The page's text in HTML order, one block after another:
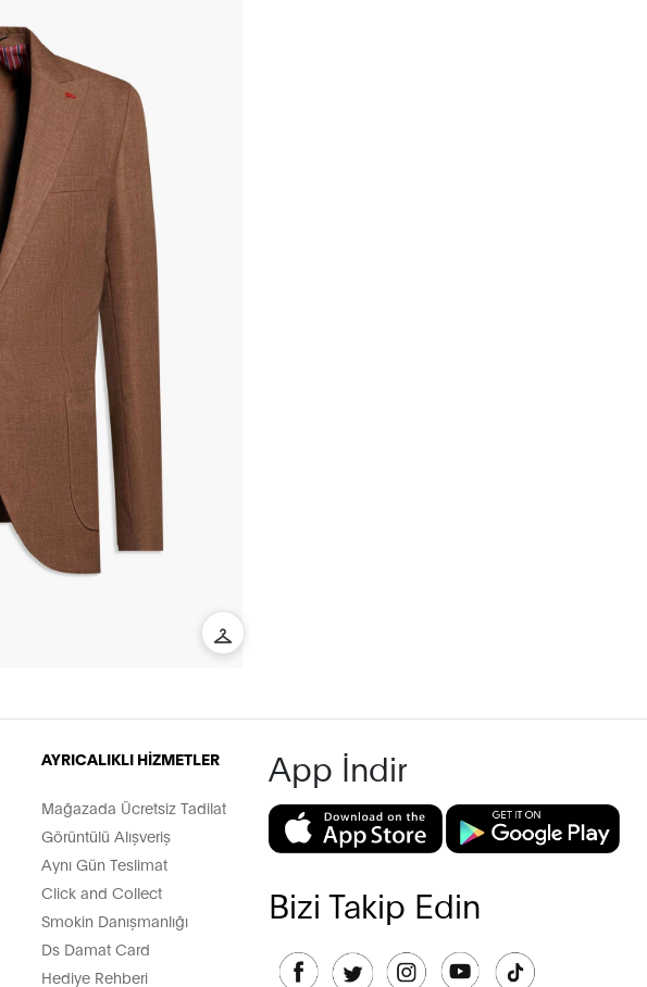
AYRICALIKLI HİZMETLER
Mağazada Ücretsiz Tadilat
Görüntülü Alışveriş
Aynı Gün Teslimat
Click and Collect
Smokin Danışmanlığı
Ds Damat Card
Hediye Rehberi
App İndir
Bizi Takip Edin